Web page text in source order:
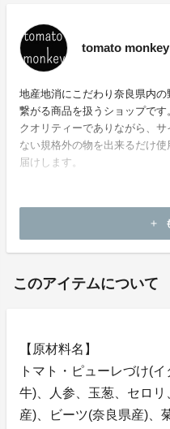
tomato monkey
地産地消にこだわり奈良県内
繋がる商品を扱うショップで
クオリティーでありながら、
ない規格外の物を出来るだけ
届けします。
add
このアイテムについて
【原材料名】
トマト・ピューレづけ(
牛)、人参、玉葱、セロ
産)、ビーツ(奈良県産)、